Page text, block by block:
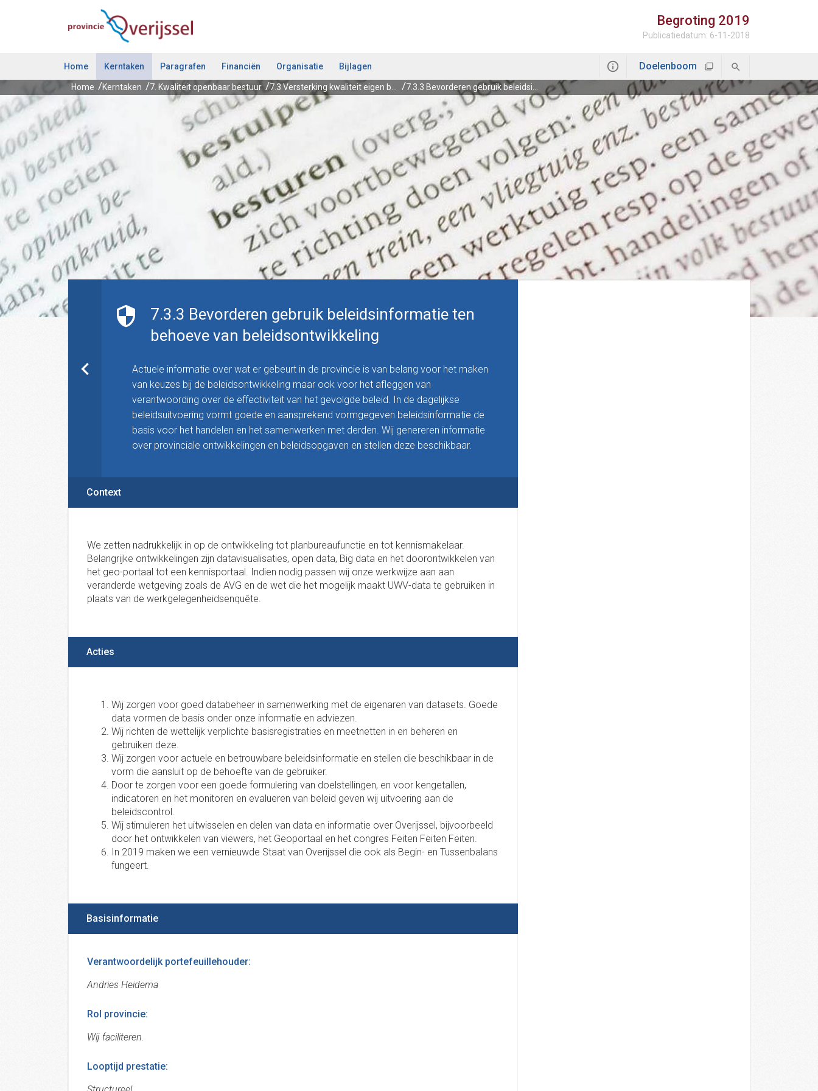
Ga naar de inhoud van deze pagina.
Begroting 2019
Publicatiedatum: 6-11-2018
Home Kerntaken Paragrafen Financiën Organisatie Bijlagen Doelenboom
Home Kerntaken 7. Kwaliteit openbaar bestuur
7.3.3 Bevorderen gebruik beleidsinformatie ten
behoeve van beleidsontwikkeling
Actuele informatie over wat er gebeurt in de provincie is van belang voor het maken
van keuzes bij de beleidsontwikkeling maar ook voor het afleggen van
verantwoording over de effectiviteit van het gevolgde beleid. In de dagelijkse
beleidsuitvoering vormt goede en aansprekend vormgegeven beleidsinformatie de
basis voor het handelen en het samenwerken met derden. Wij genereren informatie
over provinciale ontwikkelingen en beleidsopgaven en stellen deze beschikbaar.
Context
We zetten nadrukkelijk in op de ontwikkeling tot planbureaufunctie en tot kennismakelaar.
Belangrijke ontwikkelingen zijn datavisualisaties, open data, Big data en het doorontwikkelen van
het geo-portaal tot een kennisportaal. Indien nodig passen wij onze werkwijze aan aan
veranderde wetgeving zoals de AVG en de wet die het mogelijk maakt UWV-data te gebruiken in
plaats van de werkgelegenheidsenquête.
Acties
Wij zorgen voor goed databeheer in samenwerking met de eigenaren van datasets. Goede
data vormen de basis onder onze informatie en adviezen.
Wij richten de wettelijk verplichte basisregistraties en meetnetten in en beheren en
gebruiken deze.
Wij zorgen voor actuele en betrouwbare beleidsinformatie en stellen die beschikbaar in de
vorm die aansluit op de behoefte van de gebruiker.
Door te zorgen voor een goede formulering van doelstellingen, en voor kengetallen,
indicatoren en het monitoren en evalueren van beleid geven wij uitvoering aan de
beleidscontrol.
Wij stimuleren het uitwisselen en delen van data en informatie over Overijssel, bijvoorbeeld
door het ontwikkelen van viewers, het Geoportaal en het congres Feiten Feiten Feiten.
In 2019 maken we een vernieuwde Staat van Overijssel die ook als Begin- en Tussenbalans
fungeert.
Basisinformatie
Verantwoordelijk portefeuillehouder:
Andries Heidema
Rol provincie:
Wij faciliteren.
Looptijd prestatie: